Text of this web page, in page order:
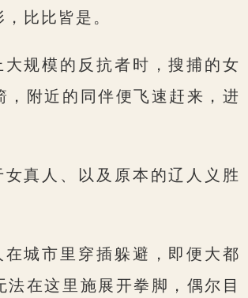
比比皆是。
大规模的反抗者时，搜捕的女
，附近的同伴便飞速赶来，进
女真人、以及原本的辽人义胜
在城市里穿插躲避，即便大都
法在这里施展开拳脚，偶尔目